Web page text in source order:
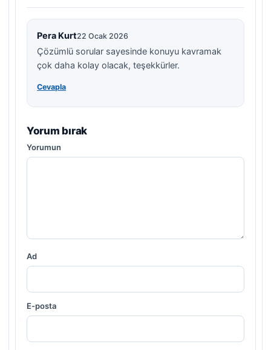
Pera Kurt22 Ocak 2026
Çözümlü sorular sayesinde konuyu kavramak
çok daha kolay olacak, teşekkürler.
Cevapla
Yorum bırak
Yorumun
Ad
E-posta